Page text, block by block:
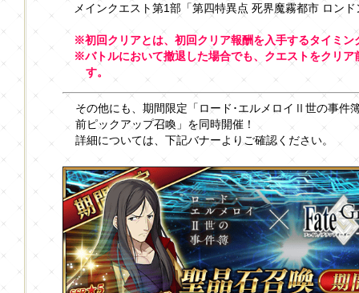
メインクエスト第1部「第四特異点 死界魔霧都市 ロン
※初回クリアとは、初回クリア報酬を入手するタイミン
※バトルにおいて撤退した場合でも、クエストをクリ
す。
その他にも、期間限定「ロード･エルメロイⅡ世の事件
前ピックアップ召喚」を同時開催！
詳細については、下記バナーよりご確認ください。